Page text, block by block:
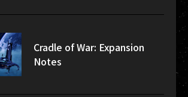
Cradle of War: Expansion
Notes